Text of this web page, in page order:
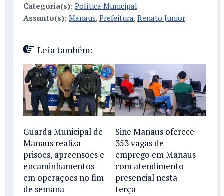
Categoria(s): Política Municipal
Assunto(s): Manaus, Prefeitura, Renato Junior
Leia também:
Guarda Municipal de
Manaus realiza
prisões, apreensões e
encaminhamentos
em operações no fim
de semana
Sine Manaus oferece
353 vagas de
emprego em Manaus
com atendimento
presencial nesta
terça